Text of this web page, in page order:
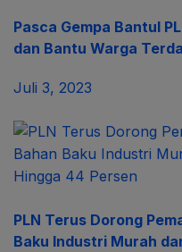
Pasca Gempa Bantul
dan Bantu Warga
Juli 3, 2023
PLN Terus Dorong
Baku Industri Murah